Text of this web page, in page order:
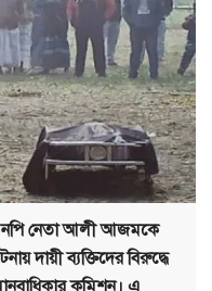
নেতা আলী আজমকে
দায়ী ব্যক্তিদের বিরুদ্ধে
কমিশন। এ